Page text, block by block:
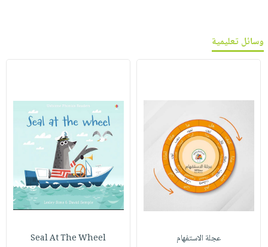
وسائل تعليمية
عجلة الاستفهام Seal At The Wheel